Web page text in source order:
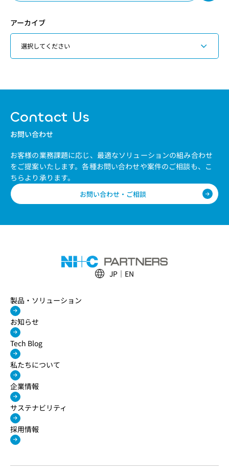
アーカイブ
Contact Us
お問い合わせ
お客様の業務課題に応じ、最適なソリューションの組み合わせ
をご提案いたします。各種お問い合わせや案件のご相談も、こ
ちらより承ります。
お問い合わせ・ご相談
JP EN
製品・ソリューション
お知らせ
Tech Blog
私たちについて
企業情報
サステナビリティ
採用情報